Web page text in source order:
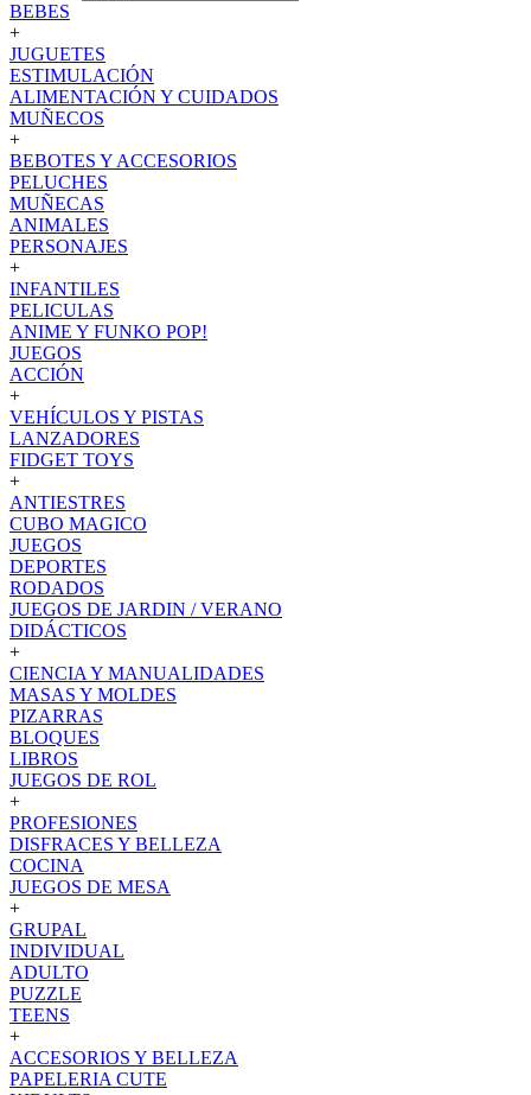
BEBES
+
JUGUETES
ESTIMULACIÓN
ALIMENTACIÓN Y CUIDADOS
MUÑECOS
+
BEBOTES Y ACCESORIOS
PELUCHES
MUÑECAS
ANIMALES
PERSONAJES
+
INFANTILES
PELICULAS
ANIME Y FUNKO POP!
JUEGOS
ACCIÓN
+
VEHÍCULOS Y PISTAS
LANZADORES
FIDGET TOYS
+
ANTIESTRES
CUBO MAGICO
JUEGOS
DEPORTES
RODADOS
JUEGOS DE JARDIN / VERANO
DIDÁCTICOS
+
CIENCIA Y MANUALIDADES
MASAS Y MOLDES
PIZARRAS
BLOQUES
LIBROS
JUEGOS DE ROL
+
PROFESIONES
DISFRACES Y BELLEZA
COCINA
JUEGOS DE MESA
+
GRUPAL
INDIVIDUAL
ADULTO
PUZZLE
TEENS
+
ACCESORIOS Y BELLEZA
PAPELERIA CUTE